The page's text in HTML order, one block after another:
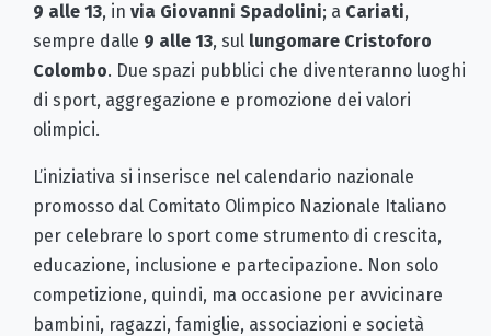
9 alle 13, in via Giovanni Spadolini; a Cariati,
sempre dalle 9 alle 13, sul lungomare Cristoforo
Colombo. Due spazi pubblici che diventeranno luoghi
di sport, aggregazione e promozione dei valori
olimpici.
L’iniziativa si inserisce nel calendario nazionale
promosso dal Comitato Olimpico Nazionale Italiano
per celebrare lo sport come strumento di crescita,
educazione, inclusione e partecipazione. Non solo
competizione, quindi, ma occasione per avvicinare
bambini, ragazzi, famiglie, associazioni e società